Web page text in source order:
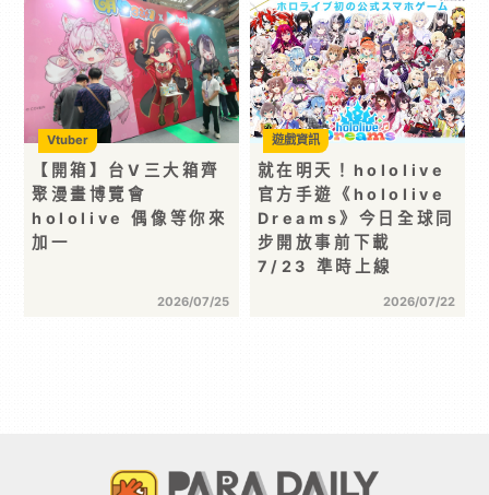
【開箱】台V三大箱齊
聚漫畫博覽會
hololive 偶像等你來
加一
2026/07/25
Vtuber
就在明天！hololive
官方手遊《hololive
Dreams》今日全球同
步開放事前下載
7/23 準時上線
2026/07/22
遊戲資訊